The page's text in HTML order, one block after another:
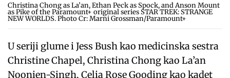
Christina Chong as La’an, Ethan Peck as Spock, and Anson Mount
as Pike of the Paramount+ original series STAR TREK: STRANGE
NEW WORLDS. Photo Cr: Marni Grossman/Paramount+
U seriji glume i Jess Bush kao medicinska sestra
Christine Chapel, Christina Chong kao La’an
Noonien-Singh, Celia Rose Gooding kao kadet